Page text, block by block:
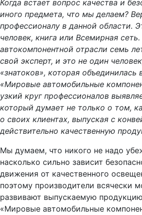
Когда встает вопрос качества и
иного предмета, что мы делаем?
профессионалу в данной области.
человек, книга или Всемирная
автокомпонентной отрасли семь
свой эксперт, и это не один
«знатоков», которая объединилась
«Мировые автомобильные
узкий круг профессионалов
который думает не только о том,
о своих клиентах, выпуская с
действительно качественную
Мы думаем, что никого не надо
насколько сильно зависит
движения от качественного
поэтому производители всячески
развивают выпускаемую
«Мировые автомобильные